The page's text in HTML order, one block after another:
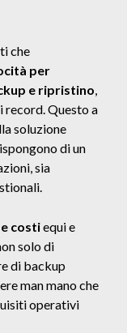
che
per
e ripristino
record. Questo a
soluzione
di un
sia
costiequi e
solo di
di backup
man mano che
operativi